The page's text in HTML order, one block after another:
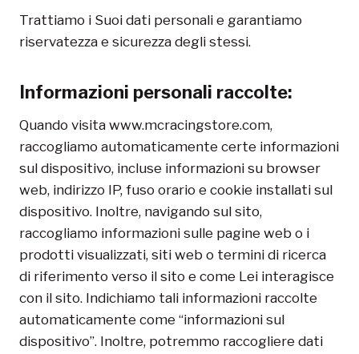
Trattiamo i Suoi dati personali e garantiamo
riservatezza e sicurezza degli stessi.
Informazioni personali raccolte:
Quando visita www.mcracingstore.com,
raccogliamo automaticamente certe informazioni
sul dispositivo, incluse informazioni su browser
web, indirizzo IP, fuso orario e cookie installati sul
dispositivo. Inoltre, navigando sul sito,
raccogliamo informazioni sulle pagine web o i
prodotti visualizzati, siti web o termini di ricerca
di riferimento verso il sito e come Lei interagisce
con il sito. Indichiamo tali informazioni raccolte
automaticamente come “informazioni sul
dispositivo”. Inoltre, potremmo raccogliere dati